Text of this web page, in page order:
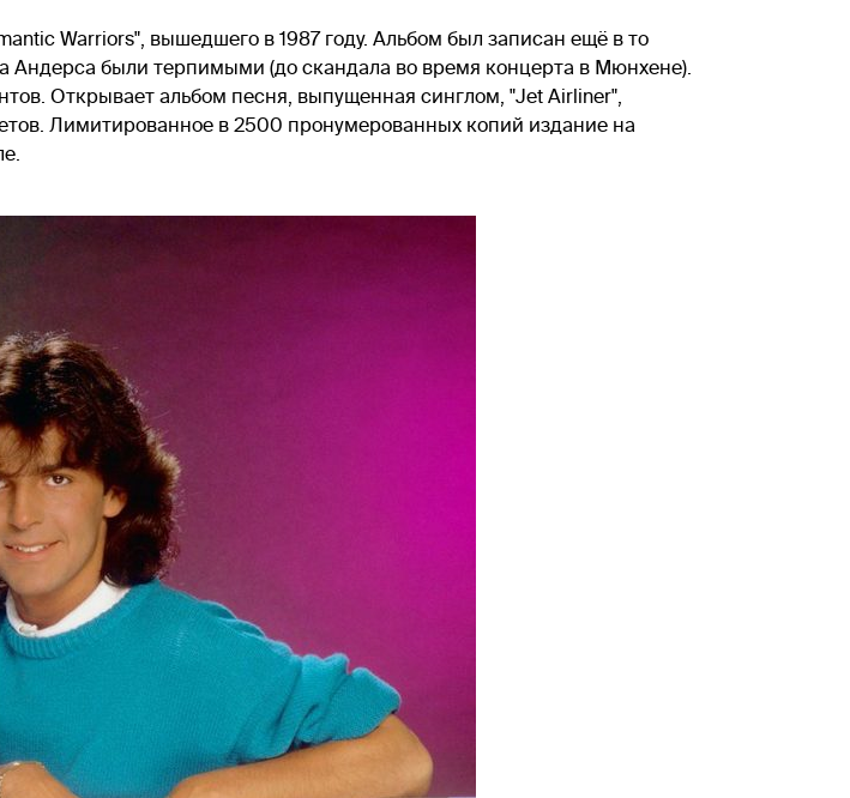
Warriors", вышедшего в 1987 году. Альбом был записан ещё в то
Андерса были терпимыми (до скандала во время концерта в Мюнхене).
Открывает альбом песня, выпущенная синглом, "Jet Airliner",
Лимитированное в 2500 пронумерованных копий издание на